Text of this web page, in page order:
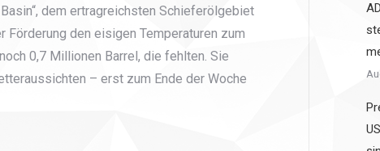
dem ertragreichsten Schieferölgebiet
Förderung den eisigen Temperaturen zum
0,7 Millionen Barrel, die fehlten. Sie
– erst zum Ende der Woche